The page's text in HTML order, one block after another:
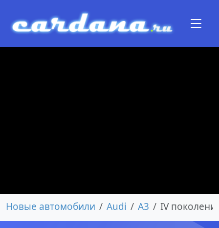
Новые автомобили Audi A3 IV